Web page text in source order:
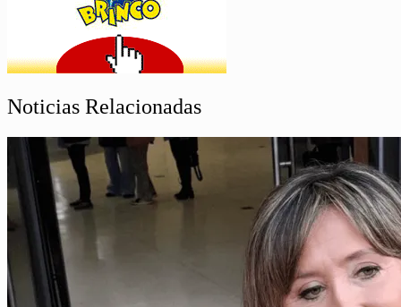
Noticias Relacionadas